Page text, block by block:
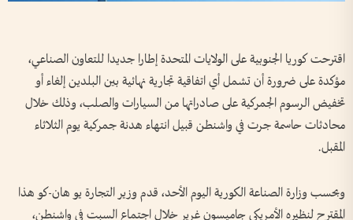
اقترحت كوريا الجنوبية على الولايات المتحدة إطارا جديدا للتعاون الصناعي،
مؤكدة على ضرورة أن تشمل أي اتفاقية تجارية نهائية بين البلدين إلغاء أو
تخفيض الرسوم الجمركية على صادراتها من السيارات والصلب، وذلك خلال
محادثات حاسمة جرت في واشنطن قبيل انتهاء هدنة جمركية يوم الثلاثاء
المقبل.
وبحسب وزارة الصناعة الكورية اليوم الأحد، قدم وزير التجارة يو هان-كو هذا
المقترح لنظيره الأمريكي جاميسون غرير خلال اجتماع السبت في واشنطن،